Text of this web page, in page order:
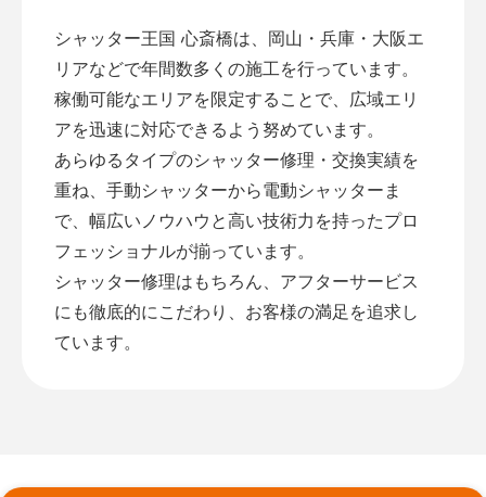
シャッター王国 心斎橋は、岡山・兵庫・大阪エ
リアなどで年間数多くの施工を行っています。
稼働可能なエリアを限定することで、広域エリ
アを迅速に対応できるよう努めています。
あらゆるタイプのシャッター修理・交換実績を
重ね、手動シャッターから電動シャッターま
で、幅広いノウハウと高い技術力を持ったプロ
フェッショナルが揃っています。
シャッター修理はもちろん、アフターサービス
にも徹底的にこだわり、お客様の満足を追求し
ています。